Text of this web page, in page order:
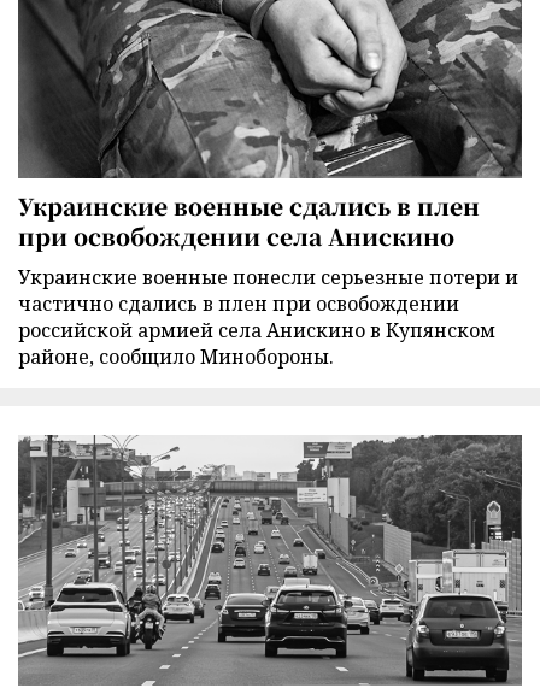
Украинские военные сдались в плен
при освобождении села Анискино
Украинские военные понесли серьезные потери и
частично сдались в плен при освобождении
российской армией села Анискино в Купянском
районе, сообщило Минобороны.